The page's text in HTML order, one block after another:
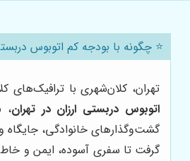
⭐️ چگونه با بودجه کم اتوبوس
تهران، کلان‌شهری با ترافیک‌های
اتوبوس دربستی ارزان در تهران،
گشت‌وگذارهای خانوادگی،
گرفت تا سفری آسوده، ایمن و